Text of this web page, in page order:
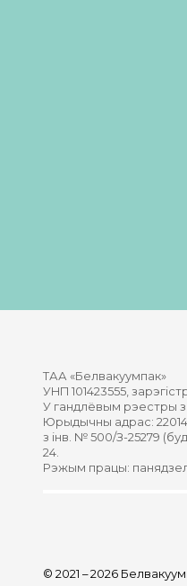
ТАА «Белвакуумпак»
УНП 101423555,
У гандлёвым рэестры з
Юрыдычны адрас:
з інв. № 500/З-25279
24.
Рэжым працы:
© 2021 – 2026